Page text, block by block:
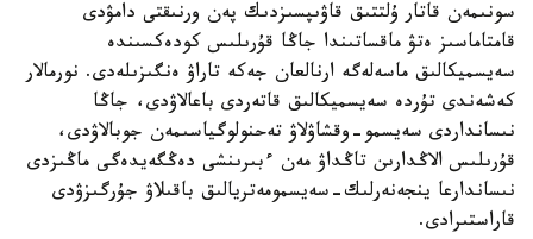
سونىمەن قاتار ۇلتتىق قاۋىپسىزدىك پەن ورنىقتى دامۋدى
قامتاماسىز ەتۋ ماقساتىندا جاڭا قۇرىلىس كودەكسىندە
سەيسميكالىق ماسەلەگە ارنالعان جەكە تاراۋ ەنگىزىلەدى. نورمالار
كەشەندى تۇردە سەيسميكالىق قاتەردى باعالاۋدى، جاڭا
نىسانداردى سەيسمو-وقشاۋلاۋ تەحنولوگياسىمەن جوبالاۋدى،
قۇرىلىس الاڭدارىن تاڭداۋ مەن ءبىرىنشى دەڭگەيدەگى ماڭىزدى
نىساندارعا ينجەنەرلىك-سەيسمومەتريالىق باقىلاۋ جۇرگىزۋدى
قاراستىرادى.